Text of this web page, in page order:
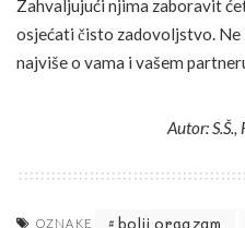
Zahvaljujući njima zaboravit
osjećati čisto zadovoljstvo.
najviše o vama i vašem
Autor:
OZNAKE bolji orgazam